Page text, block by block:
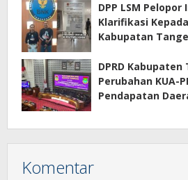
DPP LSM
Klarifikasi
Kabupatan
Terkait Sewa
DPRD
Perubahan KUA-
Pendapatan
Komentar